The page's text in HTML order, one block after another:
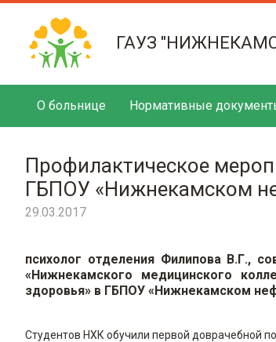
ГАУЗ
О больнице Нормативные
Профилактическое
ГБПОУ «Нижнекамском
29.03.2017
психолог отделения Филипова В.Г.,
«Нижнекамского медицинского
здоровья» в ГБПОУ «Нижнекамском
Студентов НХК обучили первой доврачебной